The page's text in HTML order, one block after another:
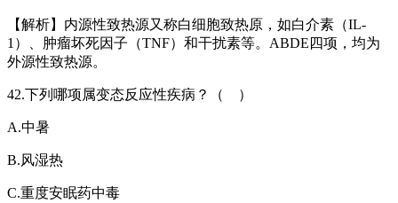
【解析】 内源性致热源又称白细胞致热原，如白介素（IL-
1 ）、肿瘤坏死因子（TNF）和干扰素等。 ABDE 四项，均为
外源性致热源。
42.下列哪项属变态反应性疾病？（ ）
A.中暑
B.风湿热
C.重度安眠药中毒